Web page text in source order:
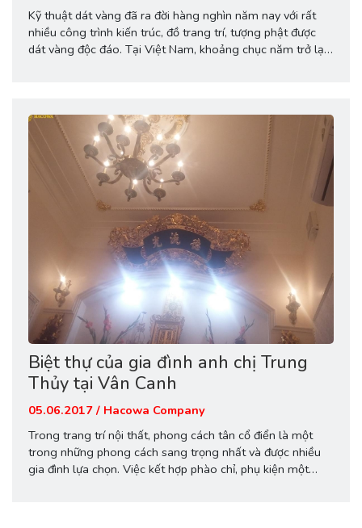
Kỹ thuật dát vàng đã ra đời hàng nghìn năm nay với rất
nhiều công trình kiến trúc, đồ trang trí, tượng phật được
dát vàng độc đáo. Tại Việt Nam, khoảng chục năm trở lại
Biệt thự của gia đình anh chị Trung
Thủy tại Vân Canh
05.06.2017 / Hacowa Company
Trong trang trí nội thất, phong cách tân cổ điển là một
trong những phong cách sang trọng nhất và được nhiều
gia đình lựa chọn. Việc kết hợp phào chỉ, phụ kiện một